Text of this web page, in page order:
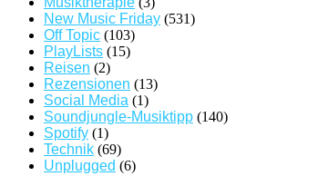
New Music Friday (531)
Off Topic (103)
PlayLists (15)
Reisen (2)
Rezensionen (13)
Social Media (1)
Soundjungle-Musiktipp (140)
Spotify (1)
Technik (69)
Unplugged (6)